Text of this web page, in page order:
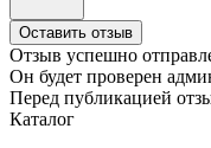
Оставить отзыв
Отзыв успешно
Он будет проверен
Перед публикацией
Каталог